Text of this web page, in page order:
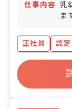
仕事内容 乳
正社員 認
社会保険完備